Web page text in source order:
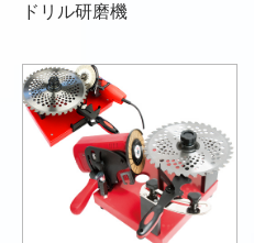
ドリル研磨機